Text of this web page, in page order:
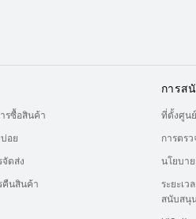
รซื้อสินค้า
อย
ดส่ง
คืนสินค้า
การส
ที่ตั้งศูน
การตร
นโยบา
ระยะเ
สนับสนุ